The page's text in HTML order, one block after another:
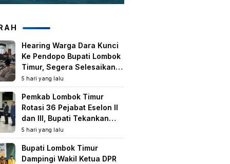
Hearing Warga Dara Kunci
Ke Pendopo Bupati Lombok
Timur, Segera Selesaikan
Konflik Agraria Eks HGU
Tanjung Kenanga
5 hari yang lalu
Pemkab Lombok Timur
Rotasi 36 Pejabat Eselon II
dan III, Bupati Tekankan
Peningkatan Kinerja dan
Pelayanan Publik
5 hari yang lalu
Bupati Lombok Timur
Dampingi Wakil Ketua DPR